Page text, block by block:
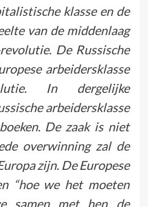
klasse en de
van de middenlaag
De Russische
arbeidersklasse
In dergelijke
arbeidersklasse
De zaak is niet
overwinning zal de
zijn. De Europese
“hoe we het moeten
samen met hen de